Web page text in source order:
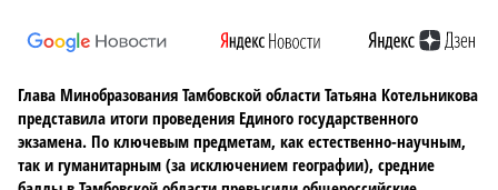
Глава Минобразования Тамбовской области Татьяна Котельникова
представила итоги проведения Единого государственного
экзамена. По ключевым предметам, как естественно-научным,
так и гуманитарным (за исключением географии), средние